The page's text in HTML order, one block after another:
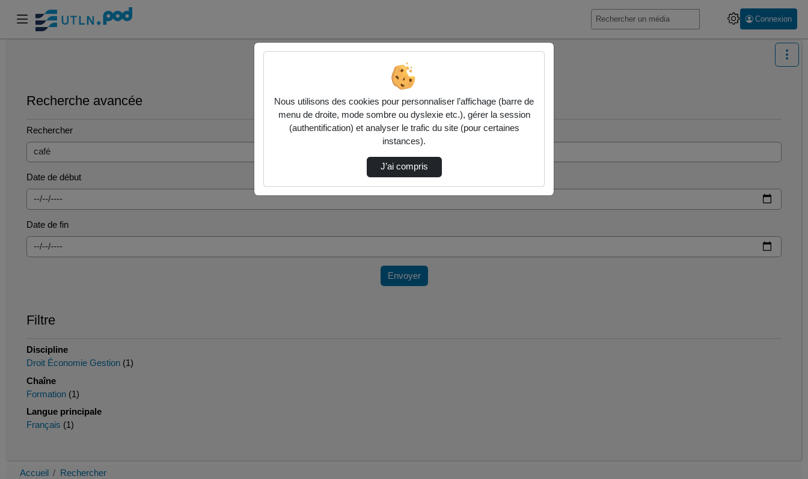
Connexion
Recherche avancée
Rechercher
Date de début
Date de fin
Envoyer
Filtre
Discipline
Droit Économie Gestion (1)
Chaîne
Formation (1)
Langue principale
Français (1)
Accueil Rechercher
Nous utilisons des cookies pour personnaliser l’affichage (barre de
menu de droite, mode sombre ou dyslexie etc.), gérer la session
(authentification) et analyser le trafic du site (pour certaines
instances).
J’ai compris